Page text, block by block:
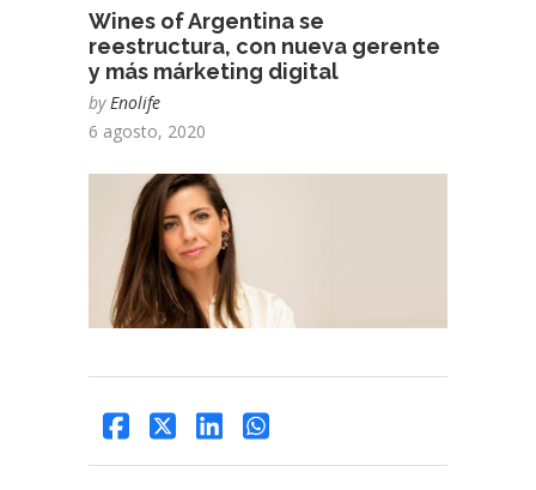
Wines of Argentina se
reestructura, con nueva gerente
y más márketing digital
by Enolife
6 agosto, 2020